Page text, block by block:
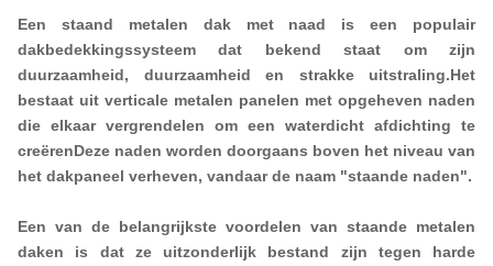
Een staand metalen dak met naad is een populair
dakbedekkingssysteem dat bekend staat om zijn
duurzaamheid, duurzaamheid en strakke uitstraling.Het
bestaat uit verticale metalen panelen met opgeheven naden
die elkaar vergrendelen om een waterdicht afdichting te
creërenDeze naden worden doorgaans boven het niveau van
het dakpaneel verheven, vandaar de naam "staande naden".
Een van de belangrijkste voordelen van staande metalen
daken is dat ze uitzonderlijk bestand zijn tegen harde